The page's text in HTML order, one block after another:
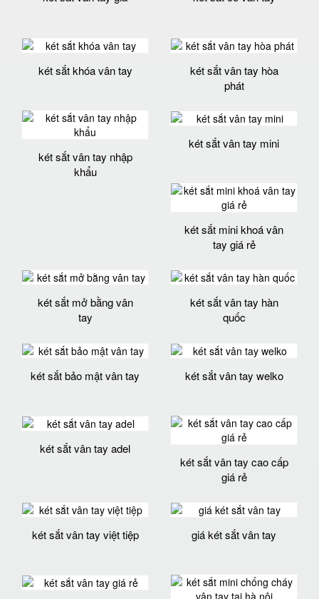
két sắt khóa vân tay
két sắt vân tay hòa
phát
két sắt vân tay nhập
khẩu
két sắt vân tay mini
két sắt mini khoá vân
tay giá rẻ
két sắt mở bằng vân
tay
két sắt vân tay hàn
quốc
két sắt bảo mật vân tay két sắt vân tay welko
két sắt vân tay adel
két sắt vân tay cao cấp
giá rẻ
két sắt vân tay việt tiệp giá két sắt vân tay